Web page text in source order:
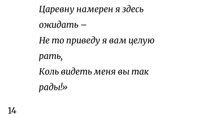
Царевну намерен я здесь
ожидать –
Не то приведу я вам целую
рать,
Коль видеть меня вы так
рады!»
14